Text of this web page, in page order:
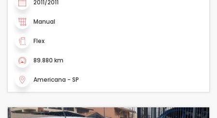
2011/2011
Manual
Flex
89.880 km
Americana - SP